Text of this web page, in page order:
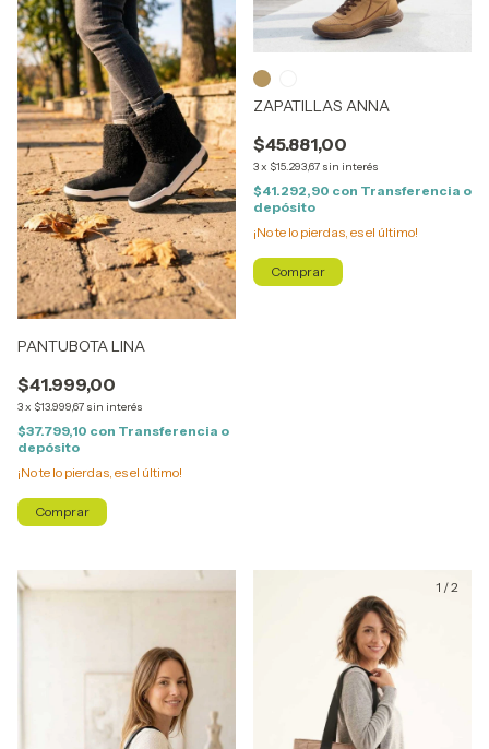
PANTUBOTA LINA
$41.999,00
3x $13.999,67 sin interés
$37.799,10 con Transferencia o
depósito
¡No te lo pierdas, es el último!
Comprar
ZAPATILLAS ANNA
$45.881,00
3x $15.293,67 sin interés
$41.292,90 con Transferencia o
depósito
¡No te lo pierdas, es el último!
Comprar
1 /2